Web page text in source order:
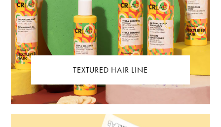
TEXTURED HAIR LINE